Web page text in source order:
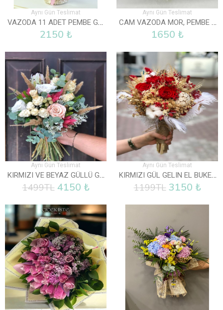
Aynı Gün Teslimat
VAZODA 11 ADET PEMBE GÜL
2150 ₺
Aynı Gün Teslimat
CAM VAZODA MOR, PEMBE VE BEYAZ LISYANTUS
1650 ₺
Aynı Gün Teslimat
KIRMIZI VE BEYAZ GÜLLÜ GELİN EL BUKETİ
1499TL 4150 ₺
Aynı Gün Teslimat
KIRMIZI GÜL GELIN EL BUKETI
1199TL 3150 ₺